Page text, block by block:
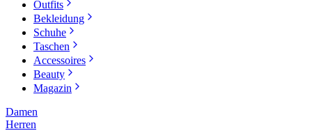
Outfits
Bekleidung
Schuhe
Taschen
Accessoires
Beauty
Magazin
Damen
Herren